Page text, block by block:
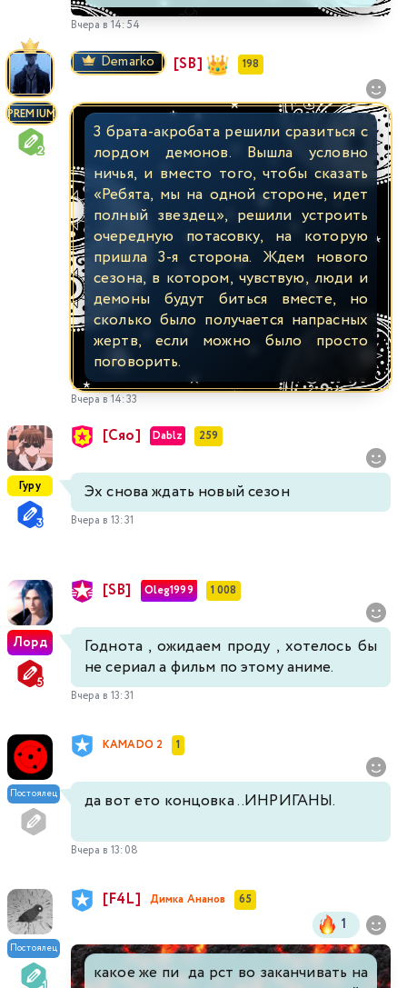
Вчера в 14:54
PREMIUM
Demarko [SB] 198
3 брата-акробата решили сразиться с
лордом демонов. Вышла условно
ничья, и вместо того, чтобы сказать
«Ребята, мы на одной стороне, идет
полный звездец», решили устроить
очередную потасовку, на которую
пришла 3-я сторона. Ждем нового
сезона, в котором, чувствую, люди и
демоны будут биться вместе, но
сколько было получается напрасных
жертв, если можно было просто
поговорить.
Вчера в 14:33
Гуру
[Сяо] Dablz 259
Эх снова ждать новый сезон
Вчера в 13:31
Лорд
[SB] Oleg1999 1 008
Годнота , ожидаем проду , хотелось бы
не сериал а фильм по этому аниме.
Вчера в 13:31
Постоялец
KAMADO 2 1
да вот ето концовка ..ИНРИГАНЫ.
Вчера в 13:08
Постоялец
[F4L] Димка Ананов 65
1
какое же пи да рст во заканчивать на